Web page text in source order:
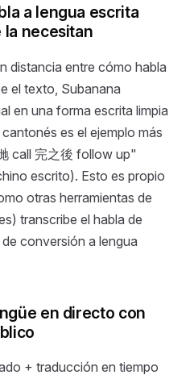
a lengua escrita
la necesitan
distancia entre cómo habla
el texto, Subanana
en una forma escrita limpia
es el ejemplo más
call 完之後 follow up"
escrito). Esto es propio
otras herramientas de
transcribe el habla de
conversión a lengua
en directo con
+ traducción en tiempo